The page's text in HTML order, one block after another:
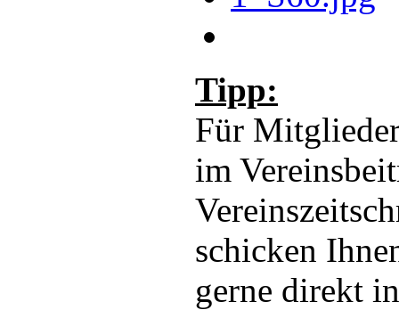
Tipp:
Für
im
schicken
gerne direkt